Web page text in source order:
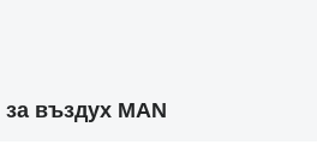
въздух MAN